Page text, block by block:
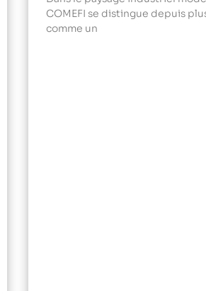
COMEFI se distingue depuis
comme un